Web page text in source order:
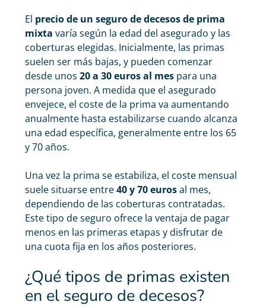
El precio de un seguro de decesosde prima
mixta varía según la edad del asegurado y las
coberturas elegidas. Inicialmente, las primas
suelen ser más bajas, y pueden comenzar
desde unos 20 a 30 euros al mes para una
persona joven. A medida que el asegurado
envejece, el coste de la prima va aumentando
anualmente hasta estabilizarse cuando alcanza
una edad específica, generalmente entre los 65
y 70 años.
Una vez la prima se estabiliza, el coste mensual
suele situarse entre40 y 70 eurosal mes,
dependiendo de las coberturas contratadas.
Este tipo de seguro ofrece la ventaja de pagar
menos en las primeras etapas y disfrutar de
una cuota fija en los años posteriores.
¿Qué tipos de primas existen
en el seguro de decesos?